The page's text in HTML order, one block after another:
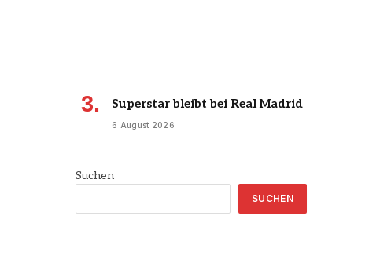
Superstar bleibt bei Real Madrid
6 August 2026
Suchen
SUCHEN